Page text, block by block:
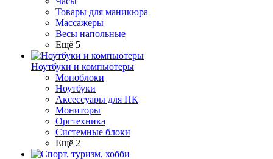
Товары для маникюра
Массажеры
Весы напольные
Ещё 5
Ноутбуки и компьютеры
Моноблоки
Ноутбуки
Аксессуары для ПК
Мониторы
Оргтехника
Системные блоки
Ещё 2